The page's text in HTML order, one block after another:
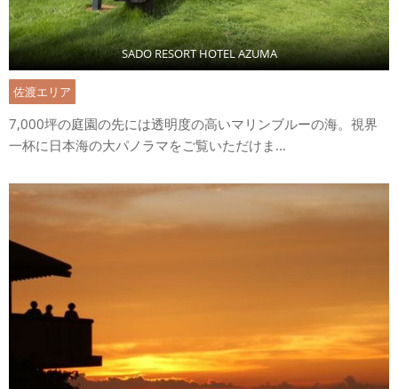
SADO RESORT HOTEL AZUMA
佐渡エリア
7,000坪の庭園の先には透明度の高いマリンブルーの海。視界
一杯に日本海の大パノラマをご覧いただけま...